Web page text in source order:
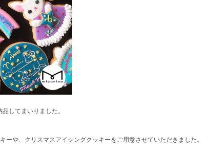
してまいりました。
ーや、クリスマスアイシングクッキーをご用意させていただきました。